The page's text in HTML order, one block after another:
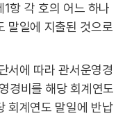
1항 각 호의 어느 하나
말일에 지출된 것으로
서에 따라 관서운영경
경비를 해당 회계연도
회계연도 말일에 반납